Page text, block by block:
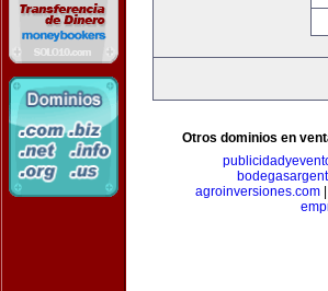
Otros dominios en
agroinversiones.com